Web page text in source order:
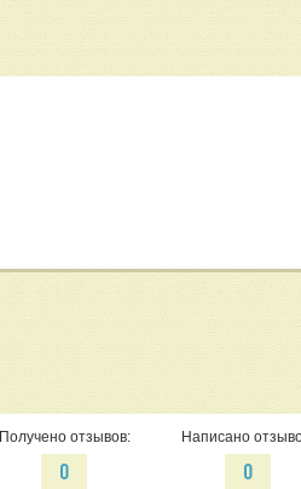
Получено отзывов:
0
Написано
0